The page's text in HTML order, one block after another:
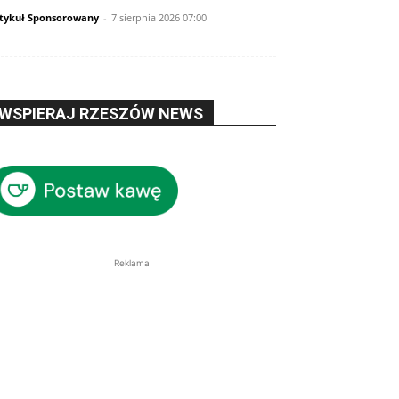
Sponsorowany - 7 sierpnia 2026 07:00
RZESZÓW NEWS
Reklama